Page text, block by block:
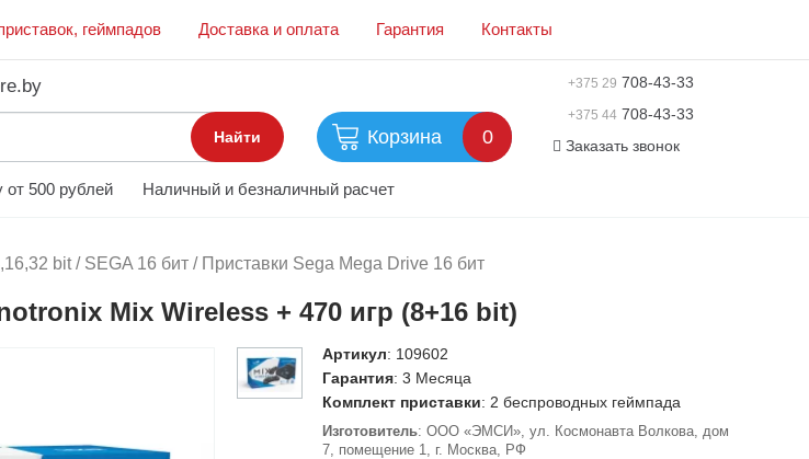
геймпадов Доставка и оплата Гарантия Контакты
Найти Корзина 0
+375 29 708-43-33
+375 44708-43-33
Заказать звонок
от 500 рублей Наличный и безналичный расчет
bit/ SEGA 16 бит / Приставки Sega Mega Drive 16 бит
Mix Wireless + 470 игр (8+16 bit)
Артикул: 109602
Гарантия: 3 Месяца
Комплект приставки: 2 беспроводных геймпада
Изготовитель: ООО «ЭМСИ», ул. Космонавта Волкова, дом
7, помещение 1, г. Москва, РФ